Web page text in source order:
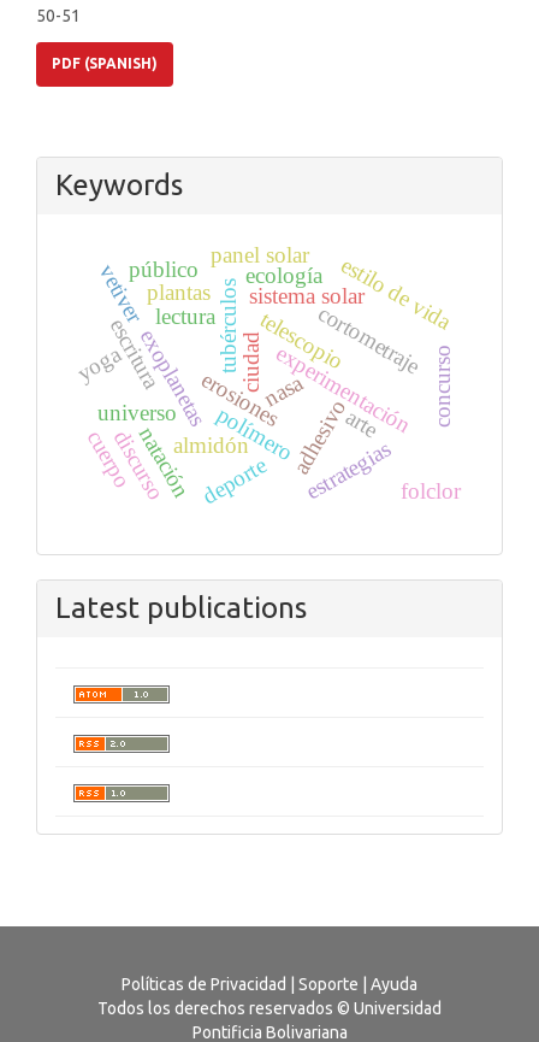
50-51
PDF (SPANISH)
Keywords
polímeroadhesivo
experimentación
almidón
tubérculos
exoplanetas telescopio
nasa
sistema solar
universo
lectura
escritura cortometraje
ecología
vetiver
erosiones
estrategias
estilo de vida
deporte
natación
discurso
concurso
público
yoga
arte
cuerpo folclor
panel solar
ciudad
plantas
Latest publications
Políticas de Privacidad Soporte
Ayuda
Todos los derechos reservados © Universidad
Pontificia Bolivariana